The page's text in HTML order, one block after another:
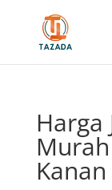
Harga
Kanan